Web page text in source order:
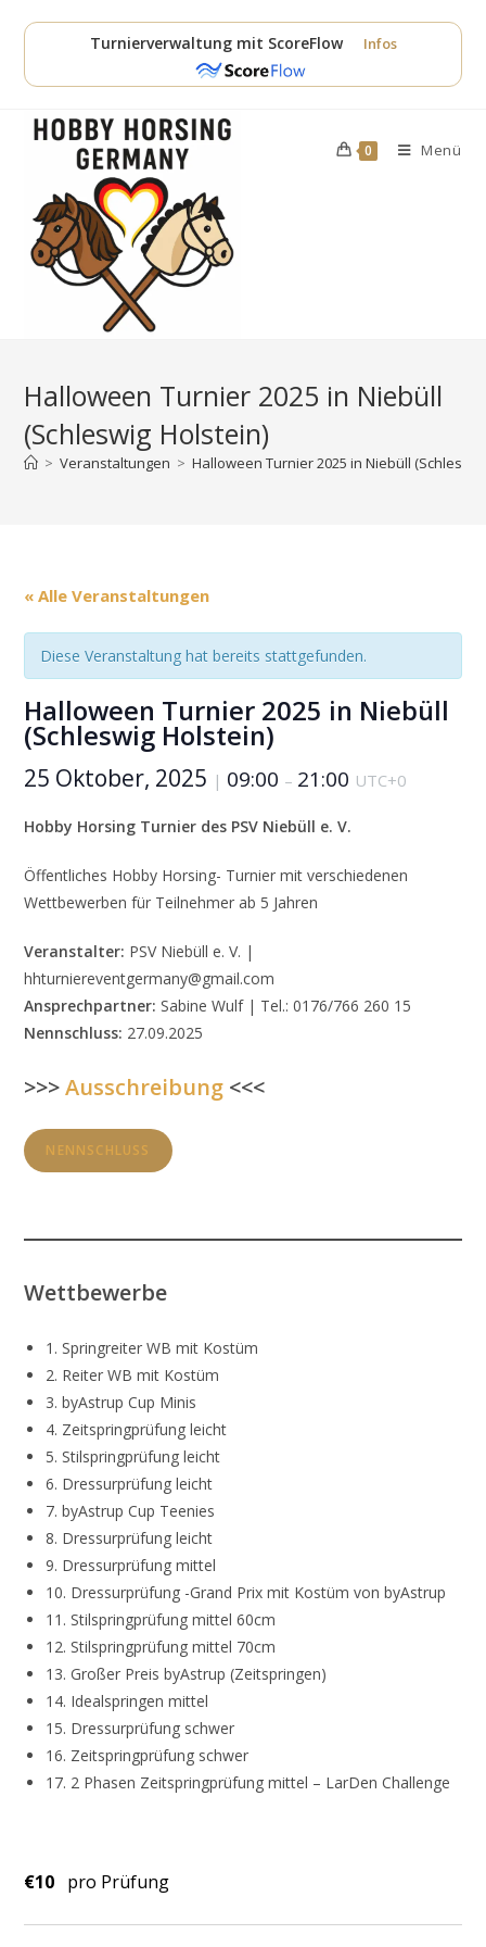
Inhalt
Turnierverwaltung mit ScoreFlow Infos
0 Menü
Halloween Turnier 2025 in Niebüll
(Schleswig Holstein)
> Veranstaltungen > Halloween Turnier 2025 in Niebüll
« Alle Veranstaltungen
Diese Veranstaltung hat bereits stattgefunden.
Halloween Turnier 2025 in Niebüll
(Schleswig Holstein)
25 Oktober, 2025 | 09:00 – 21:00 UTC+0
Hobby Horsing Turnier des PSV Niebüll e. V.
Öffentliches Hobby Horsing- Turnier mit verschiedenen
Wettbewerben für Teilnehmer ab 5 Jahren
Veranstalter: PSV Niebüll e. V. |
hhturniereventgermany@gmail.com
Ansprechpartner:Sabine Wulf | Tel.: 0176/766 260 15
Nennschluss: 27.09.2025
>>>Ausschreibung <<<
NENNSCHLUSS
Wettbewerbe
1. Springreiter WB mit Kostüm
2. Reiter WB mit Kostüm
3. byAstrup Cup Minis
4. Zeitspringprüfung leicht
5. Stilspringprüfung leicht
6. Dressurprüfung leicht
7. byAstrup Cup Teenies
8. Dressurprüfung leicht
9. Dressurprüfung mittel
10. Dressurprüfung -Grand Prix mit Kostüm von byAstrup
11. Stilspringprüfung mittel 60cm
12. Stilspringprüfung mittel 70cm
13. Großer Preis byAstrup (Zeitspringen)
14. Idealspringen mittel
15. Dressurprüfung schwer
16. Zeitspringprüfung schwer
17. 2 Phasen Zeitspringprüfung mittel – LarDen Challenge
€10 pro Prüfung